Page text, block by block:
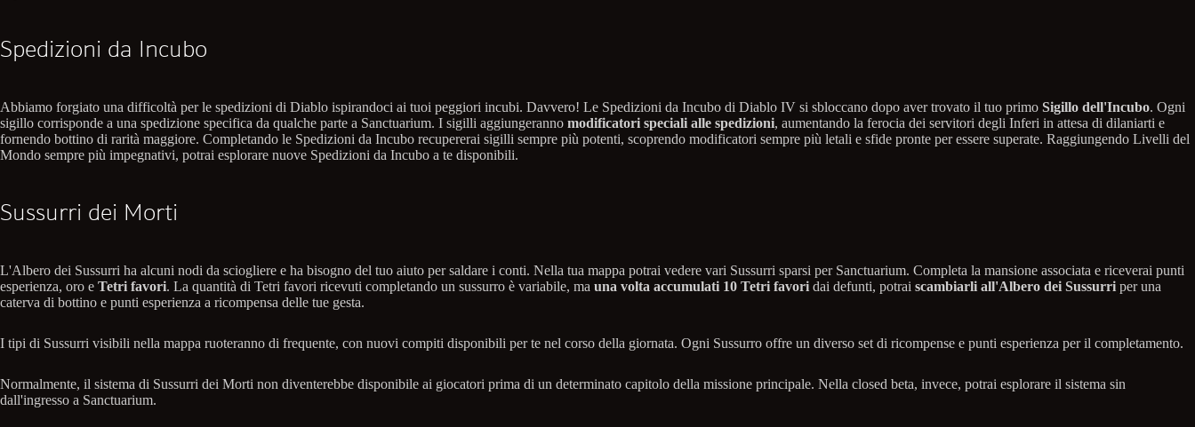
Spedizioni da Incubo
Abbiamo forgiato una difficoltà per le spedizioni di Diablo ispirandoci ai tuoi peggiori incubi. Davvero! Le Spedizioni da Incubo di Diablo IV si sbloccano dopo aver trovato il tuo primo Sigillo dell'Incubo. Ogni
sigillo corrisponde a una spedizione specifica da qualche parte a Sanctuarium. I sigilli aggiungeranno modificatori speciali alle spedizioni, aumentando la ferocia dei servitori degli Inferi in attesa di dilaniarti e
fornendo bottino di rarità maggiore. Completando le Spedizioni da Incubo recupererai sigilli sempre più potenti, scoprendo modificatori sempre più letali e sfide pronte per essere superate. Raggiungendo Livelli del
Mondo sempre più impegnativi, potrai esplorare nuove Spedizioni da Incubo a te disponibili.
Sussurri dei Morti
L'Albero dei Sussurri ha alcuni nodi da sciogliere e ha bisogno del tuo aiuto per saldare i conti. Nella tua mappa potrai vedere vari Sussurri sparsi per Sanctuarium. Completa la mansione associata e riceverai punti
esperienza, oro e Tetri favori. La quantità di Tetri favori ricevuti completando un sussurro è variabile, ma una volta accumulati 10 Tetri favori dai defunti, potrai scambiarli all'Albero dei Sussurri per una
caterva di bottino e punti esperienza a ricompensa delle tue gesta.
I tipi di Sussurri visibili nella mappa ruoteranno di frequente, con nuovi compiti disponibili per te nel corso della giornata. Ogni Sussurro offre un diverso set di ricompense e punti esperienza per il completamento.
Normalmente, il sistema di Sussurri dei Morti non diventerebbe disponibile ai giocatori prima di un determinato capitolo della missione principale. Nella closed beta, invece, potrai esplorare il sistema sin
dall'ingresso a Sanctuarium.